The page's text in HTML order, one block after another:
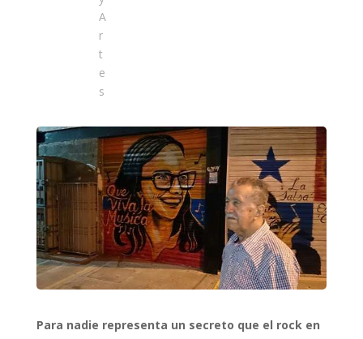
A
r
t
e
s
Para nadie representa un secreto que el rock en